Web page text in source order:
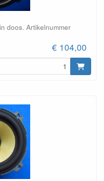
doos. Artikelnummer
€ 104,00